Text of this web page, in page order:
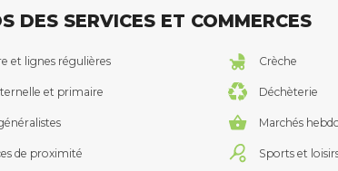
DES SERVICES ET COMMERCES
et lignes régulières Crèche
et primaire Déchèterie
Marchés
de proximité Sports et